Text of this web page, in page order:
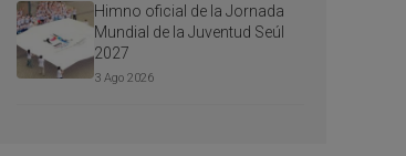
Himno oficial de la Jornada
Mundial de la Juventud Seúl
2027
3 Ago 2026